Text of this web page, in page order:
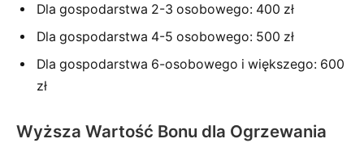
Dla gospodarstwa 2-3 osobowego: 400 zł
Dla gospodarstwa 4-5 osobowego: 500 zł
Dla gospodarstwa 6-osobowego i większego: 600
zł
Wyższa Wartość Bonu dla Ogrzewania